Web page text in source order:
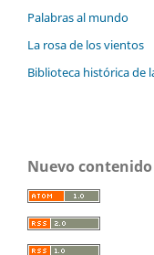
Palabras al mundo
La rosa de los vientos
Biblioteca histórica de
Nuevo contenido